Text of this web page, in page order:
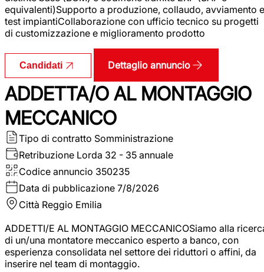
equivalenti)Supporto a produzione, collaudo, avviamento e
test impiantiCollaborazione con ufficio tecnico su progetti
di customizzazione e miglioramento prodotto
Candidati Dettaglio annuncio
ADDETTA/O AL MONTAGGIO
MECCANICO
Tipo di contratto Somministrazione
Retribuzione Lorda 32 - 35 annuale
Codice annuncio 350235
Data di pubblicazione 7/8/2026
Città Reggio Emilia
ADDETTI/E AL MONTAGGIO MECCANICOSiamo alla
di un/una montatore meccanico esperto a banco, con
esperienza consolidata nel settore dei riduttori o affini, da
inserire nel team di montaggio.